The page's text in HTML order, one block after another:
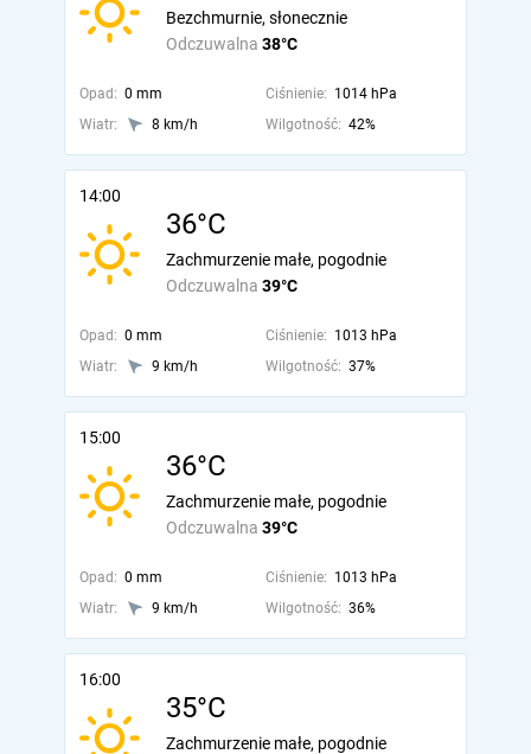
Odczuwalna 38°C
Bezchmurnie, słonecznie
Opad: 0 mm Ciśnienie: 1014 hPa
Wiatr:
8 km/h Wilgotność: 42%
14:00
36°C
Odczuwalna 39°C
Zachmurzenie małe, pogodnie
Opad: 0 mm Ciśnienie: 1013 hPa
Wiatr:
9 km/h Wilgotność: 37%
15:00
36°C
Odczuwalna 39°C
Zachmurzenie małe, pogodnie
Opad: 0 mm Ciśnienie: 1013 hPa
Wiatr:
9 km/h Wilgotność: 36%
16:00
35°C
Zachmurzenie małe, pogodnie